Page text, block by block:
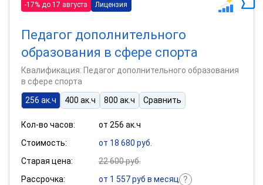
-17% до 17 августа Лицензия
Педагог дополнительного
образования в сфере спорта
Квалификация: Педагог дополнительного образования
в сфере спорта
256 ак.ч
400 ак.ч 800 ак.ч Сравнить
Кол-во часов:
от 256 ак.ч
Стоимость:
от 18 680 руб.
Старая цена:
22 600 руб.
Рассрочка:
от 1 557 руб в месяц